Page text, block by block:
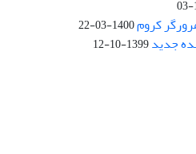
کروم1400-03-22
جدید1399-10-12